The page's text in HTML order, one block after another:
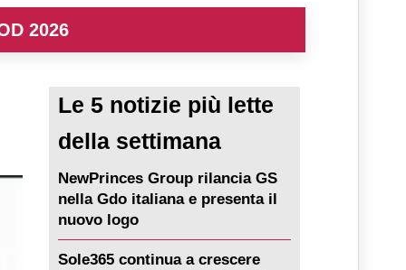
2026
Le 5 notizie più lette
della settimana
NewPrinces Group rilancia GS
nella Gdo italiana e presenta il
nuovo logo
Sole365 continua a crescere